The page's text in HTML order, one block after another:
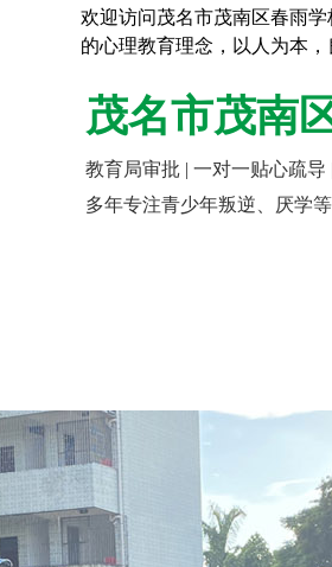
茂名市茂南
教育局审批 | 一对一贴心疏导
多年专注青少年叛逆、厌学
欢迎访问茂名市茂南区春雨
的心理教育理念，以人为本，